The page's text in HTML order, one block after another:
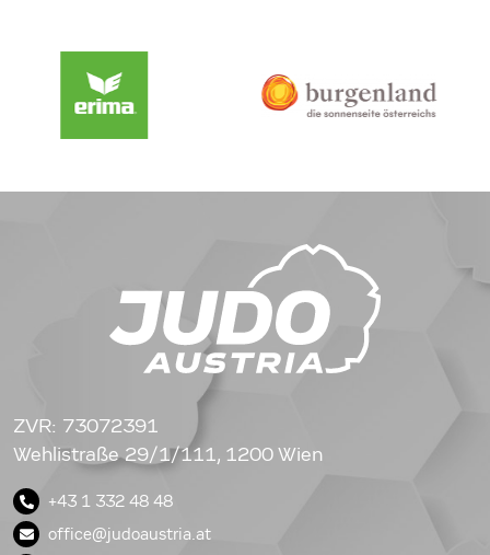
ZVR: 73072391
Wehlistraße 29/1/111, 1200 Wien
+43 1 332 48 48
office@judoaustria.at